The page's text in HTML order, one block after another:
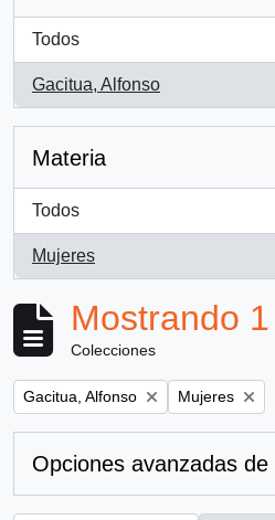
Todos
Gacitua, Alfonso
, 1 resultados
Materia
Todos
Mujeres
, 1 resultados
Mostrando
Colecciones
Remove filter:
Gacitua, Alfonso Remove filter:
Mujeres
Opciones avanzadas de